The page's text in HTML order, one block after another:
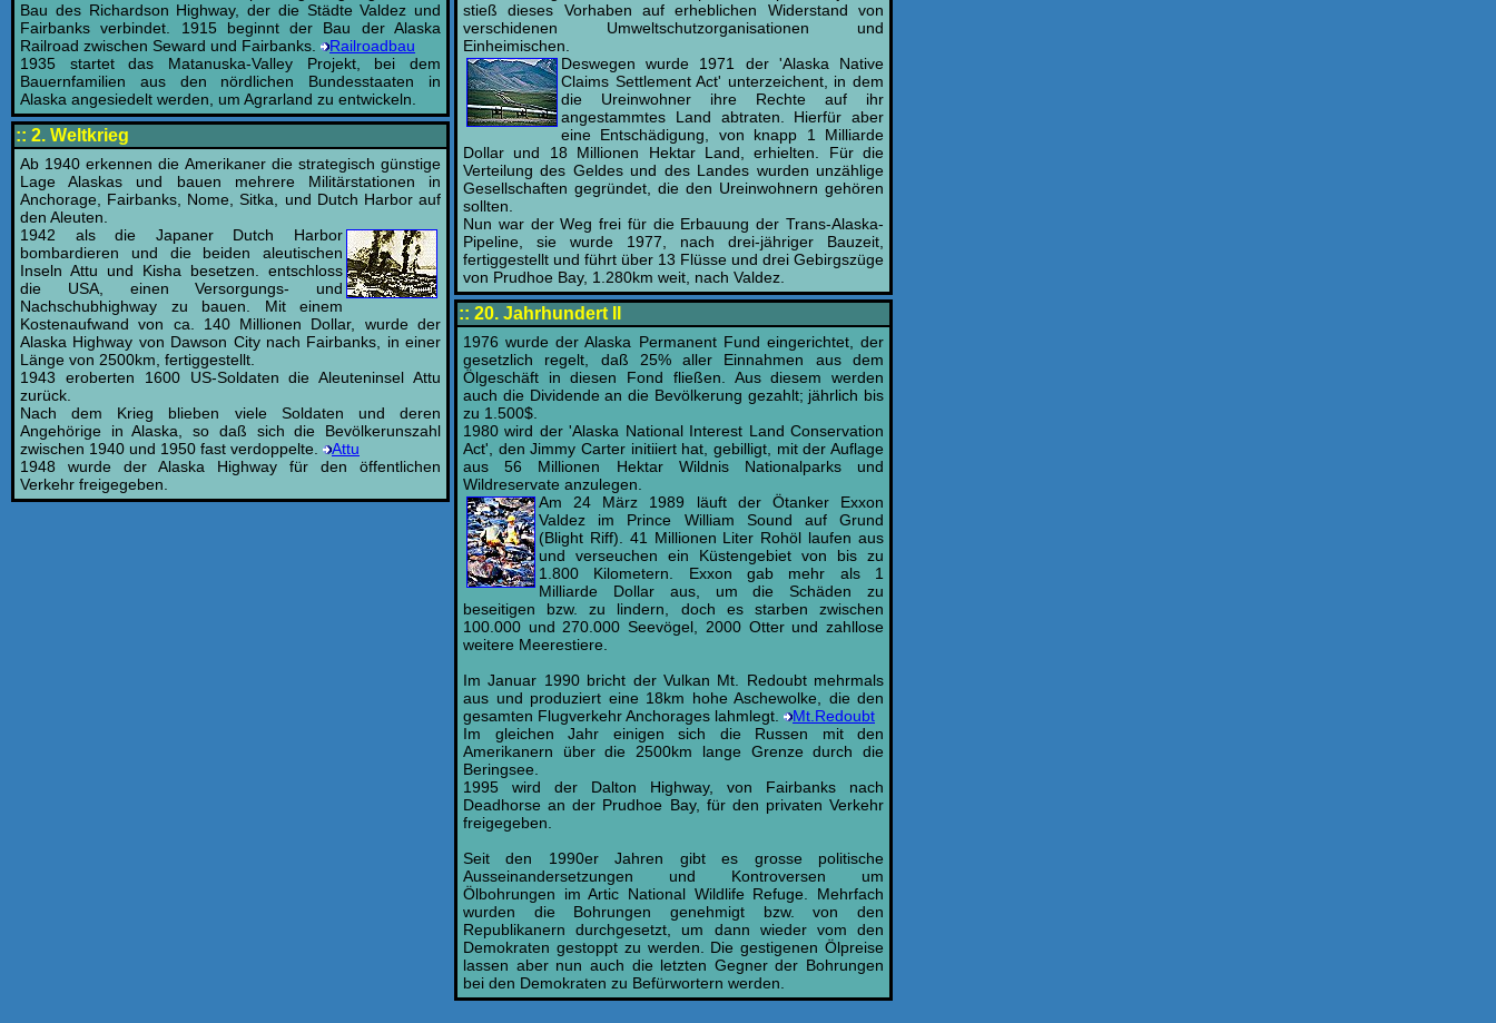
Bau des Richardson Highway, der die Städte Valdez und
Fairbanks verbindet. 1915 beginnt der Bau der Alaska
Railroad zwischen Seward und Fairbanks.
Railroadbau
1935 startet das Matanuska-Valley Projekt, bei dem
Bauernfamilien aus den nördlichen Bundesstaaten in
Alaska angesiedelt werden, um Agrarland zu entwickeln.
:: 2. Weltkrieg
Ab 1940 erkennen die Amerikaner die strategisch günstige
Lage Alaskas und bauen mehrere Militärstationen in
Anchorage, Fairbanks, Nome, Sitka, und Dutch Harbor auf
den Aleuten.
1942 als die Japaner Dutch Harbor
bombardieren und die beiden aleutischen
Inseln Attu und Kisha besetzen. entschloss
die USA, einen Versorgungs- und
Nachschubhighway zu bauen. Mit einem
Kostenaufwand von ca. 140 Millionen Dollar, wurde der
Alaska Highway von Dawson City nach Fairbanks, in einer
Länge von 2500km, fertiggestellt.
1943 eroberten 1600 US-Soldaten die Aleuteninsel Attu
zurück.
Nach dem Krieg blieben viele Soldaten und deren
Angehörige in Alaska, so daß sich die Bevölkerunszahl
zwischen 1940 und 1950 fast verdoppelte.
Attu
1948 wurde der Alaska Highway für den öffentlichen
Verkehr freigegeben.
stieß dieses Vorhaben auf erheblichen Widerstand von
verschidenen Umweltschutzorganisationen und
Einheimischen.
Deswegen wurde 1971 der 'Alaska Native
Claims Settlement Act' unterzeichent, in dem
die Ureinwohner ihre Rechte auf ihr
angestammtes Land abtraten. Hierfür aber
eine Entschädigung, von knapp 1 Milliarde
Dollar und 18 Millionen Hektar Land, erhielten. Für die
Verteilung des Geldes und des Landes wurden unzählige
Gesellschaften gegründet, die den Ureinwohnern gehören
sollten.
Nun war der Weg frei für die Erbauung der Trans-Alaska-
Pipeline, sie wurde 1977, nach drei-jähriger Bauzeit,
fertiggestellt und führt über 13 Flüsse und drei Gebirgszüge
von Prudhoe Bay, 1.280km weit, nach Valdez.
:: 20. Jahrhundert II
1976 wurde der Alaska Permanent Fund eingerichtet, der
gesetzlich regelt, daß 25% aller Einnahmen aus dem
Ölgeschäft in diesen Fond fließen. Aus diesem werden
auch die Dividende an die Bevölkerung gezahlt; jährlich bis
zu 1.500$.
1980 wird der 'Alaska National Interest Land Conservation
Act', den Jimmy Carter initiiert hat, gebilligt, mit der Auflage
aus 56 Millionen Hektar Wildnis Nationalparks und
Wildreservate anzulegen.
Am 24 März 1989 läuft der Ötanker Exxon
Valdez im Prince William Sound auf Grund
(Blight Riff). 41 Millionen Liter Rohöl laufen aus
und verseuchen ein Küstengebiet von bis zu
1.800 Kilometern. Exxon gab mehr als 1
Milliarde Dollar aus, um die Schäden zu
beseitigen bzw. zu lindern, doch es starben zwischen
100.000 und 270.000 Seevögel, 2000 Otter und zahllose
weitere Meerestiere.
Im Januar 1990 bricht der Vulkan Mt. Redoubt mehrmals
aus und produziert eine 18km hohe Aschewolke, die den
gesamten Flugverkehr Anchorages lahmlegt.
Mt.Redoubt
Im gleichen Jahr einigen sich die Russen mit den
Amerikanern über die 2500km lange Grenze durch die
Beringsee.
1995 wird der Dalton Highway, von Fairbanks nach
Deadhorse an der Prudhoe Bay, für den privaten Verkehr
freigegeben.
Seit den 1990er Jahren gibt es grosse politische
Ausseinandersetzungen und Kontroversen um
Ölbohrungen im Artic National Wildlife Refuge. Mehrfach
wurden die Bohrungen genehmigt bzw. von den
Republikanern durchgesetzt, um dann wieder vom den
Demokraten gestoppt zu werden. Die gestigenen Ölpreise
lassen aber nun auch die letzten Gegner der Bohrungen
bei den Demokraten zu Befürwortern werden.